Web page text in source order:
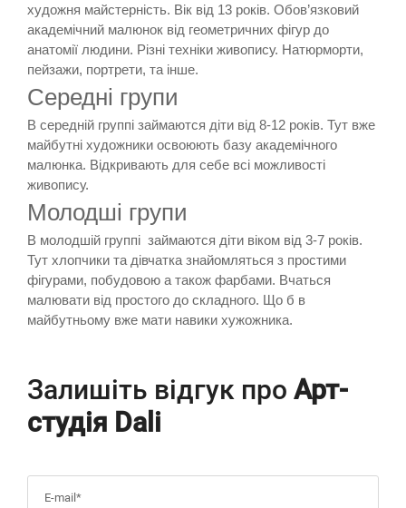
художня майстерність. Вік від 13 років. Обов’язковий
академічний малюнок від геометричних фігур до
анатомії людини. Різні техніки живопису. Натюрморти,
пейзажи, портрети, та інше.
Середні групи
В середній группі займаются діти від 8-12 років. Тут вже
майбутні художники освоюють базу академічного
малюнка. Відкривають для себе всі можливості
живопису.
Молодші групи
В молодшій группі займаются діти віком від 3-7 років.
Тут хлопчики та дівчатка знайомляться з простими
фігурами, побудовою а також фарбами. Вчаться
малювати від простого до складного. Що б в
майбутньому вже мати навики хужожника.
Залишіть відгук про Арт-
студія Dali